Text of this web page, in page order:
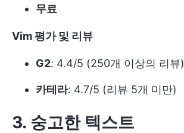
무료
Vim 평가 및 리뷰
G2: 4.4/5 (250개 이상의 리뷰)
카테라: 4.7/5 (리뷰 5개 미만)
3. 숭고한 텍스트